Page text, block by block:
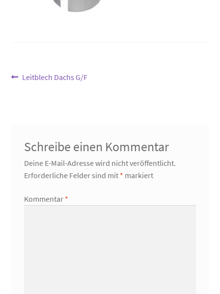
Beitragsnavigation
Vorheriger
Leitblech Dachs G/F
Schreibe einen Kommentar
Deine E-Mail-Adresse wird nicht veröffentlicht.
Erforderliche Felder sind mit * markiert
Kommentar *